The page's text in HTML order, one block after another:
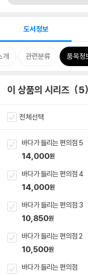
도서정보
개 관련분류 품목정
이 상품의 시리즈 5
전체선택
바다가 들리는 편의점 5
14,000원
바다가 들리는 편의점 4
14,000원
바다가 들리는 편의점 3
10,850원
바다가 들리는 편의점 2
10,500원
바다가 들리는 편의점